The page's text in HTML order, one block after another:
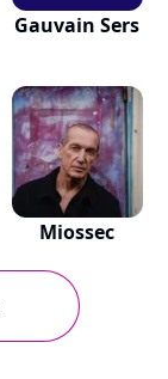
Gauvain Sers
Miossec